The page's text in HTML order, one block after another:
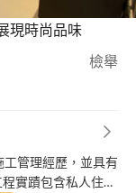
現時尚品味
檢舉
管理經歷，並具有
實蹟包含私人住